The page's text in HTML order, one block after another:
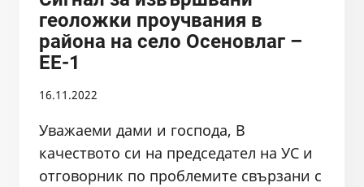
И
ПОКАНА
ДО
геоложки проучвания в
района на село Осеновлаг –
ЕЕ-1
16.11.2022
Уважаеми дами и господа, В
качеството си на председател на УС и
отговорник по проблемите свързани с